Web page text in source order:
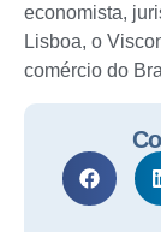
economista,
Lisboa, o
comércio do